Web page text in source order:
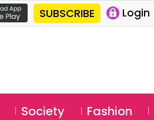
SUBSCRIBE Login
Society Fashion